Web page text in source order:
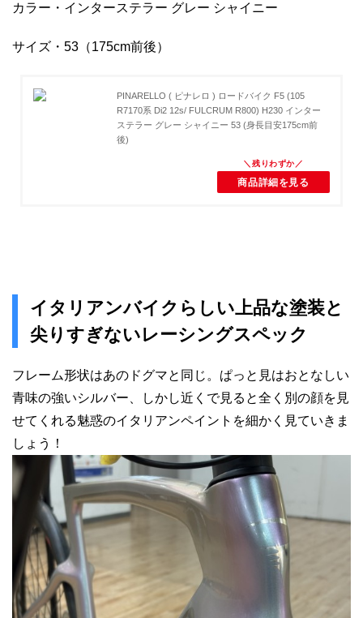
カラー・インターステラー グレー シャイニー
サイズ・53（175cm前後）
PINARELLO ( ピナレロ ) ロードバイク F5 (105
R7170系 Di2 12s/ FULCRUM R800) H230 インター
ステラー グレー シャイニー 53 (身長目安175cm前
後)
商品詳細を見る
イタリアンバイクらしい上品な塗装と
尖りすぎないレーシングスペック
フレーム形状はあのドグマと同じ。ぱっと見はおとなしい
青味の強いシルバー、しかし近くで見ると全く別の顔を見
せてくれる魅惑のイタリアンペイントを細かく見ていきま
しょう！